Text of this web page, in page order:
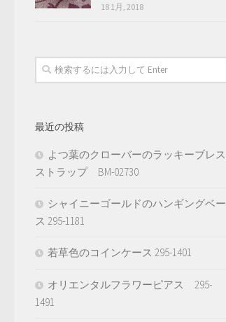
18 1月, 2018
最近の投稿
よつ葉のクローバーのラッキーブレス
ストラップ BM-02730
シャイニーゴールドのハンギングベー
ス 295-1181
若草色のコインケース 295-1401
オリエンタルフラワーピアス 295-
1491